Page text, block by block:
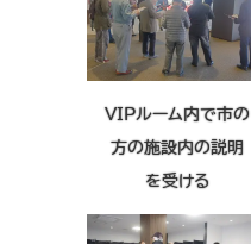
VIPルーム内で市の
方の施設内の説明
を受ける